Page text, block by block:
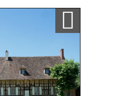
Ajouter a ma sélection